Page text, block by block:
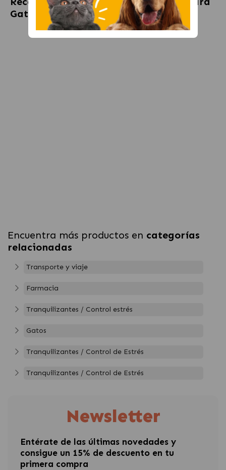
Gatos
Encuentra más productos en categorías
relacionadas
Transporte y viaje
Farmacia
Tranquilizantes / Control estrés
Gatos
Tranquilizantes / Control de Estrés
Tranquilizantes / Control de Estrés
Newsletter
Entérate de las últimas novedades y
consigue un 15% de descuento en tu
primera compra